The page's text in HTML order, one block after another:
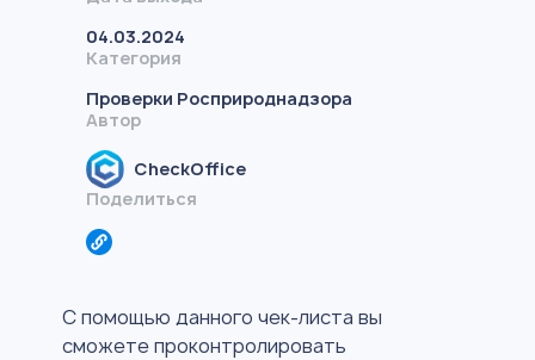
04.03.2024
Категория
Проверки Росприроднадзора
Автор
CheckOffice
Поделиться
С помощью данного чек-листа вы
сможете проконтролировать